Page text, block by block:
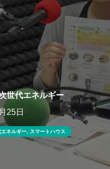
世代エネルギー
25日
ネルギー スマートハウス